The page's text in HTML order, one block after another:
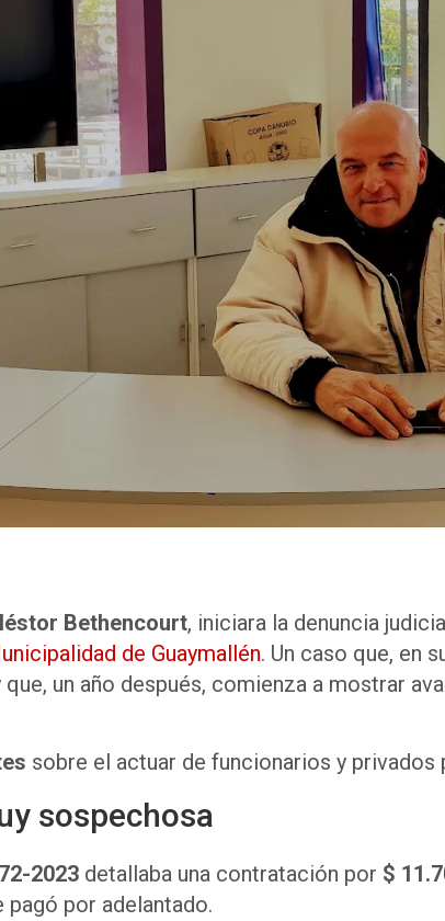
Bethencourt, iniciara la denuncia
de Guaymallén. Un caso que, en
un año después, comienza a mostrar
sobre el actuar de funcionarios y privados
sospechosa
2023 detallaba una contratación por $
por adelantado.